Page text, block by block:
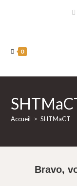
0
Accueil > SHTMaCT
Bravo,